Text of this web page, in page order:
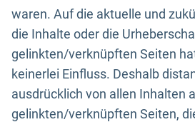
waren. Auf die aktuelle und
die Inhalte oder die
gelinkten/verknüpften Seiten
keinerlei Einfluss. Deshalb
ausdrücklich von allen Inhalten
gelinkten/verknüpften Seiten,